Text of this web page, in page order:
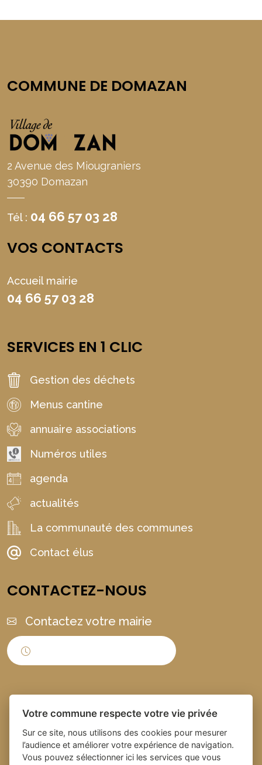
COMMUNE DE DOMAZAN
2 Avenue des Miougraniers
30390 Domazan
Tél : 04 66 57 03 28
VOS CONTACTS
Accueil mairie
04 66 57 03 28
SERVICES EN 1 CLIC
Gestion des déchets
Menus cantine
annuaire associations
Numéros utiles
agenda
actualités
La communauté des communes
Contact élus
CONTACTEZ-NOUS
Contactez votre mairie
Votre commune respecte votre vie privée
Sur ce site, nous utilisons des cookies pour mesurer
l’audience et améliorer votre expérience de navigation.
Vous pouvez sélectionner ici les services que vous